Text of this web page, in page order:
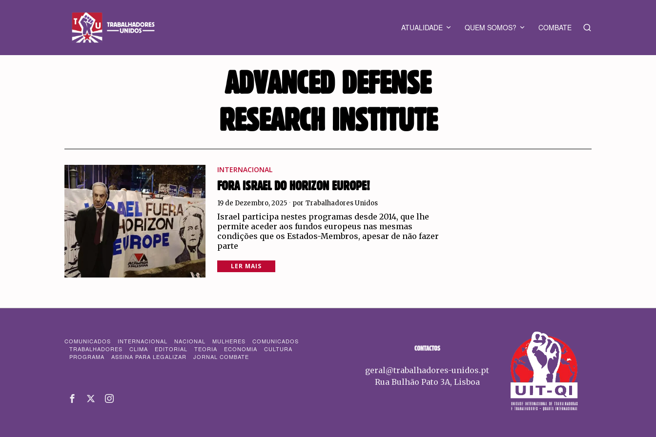
ATUALIDADE QUEM SOMOS? COMBATE
ADVANCED DEFENSE
RESEARCH INSTITUTE
INTERNACIONAL
FORA ISRAEL DO HORIZON EUROPE!
19 de Dezembro, 2025 por Trabalhadores Unidos
Israel participa nestes programas desde 2014, que lhe
permite aceder aos fundos europeus nas mesmas
condições que os Estados-Membros, apesar de não fazer
parte
LER MAIS
COMUNICADOS INTERNACIONAL NACIONAL MULHERES
COMUNICADOS
TRABALHADORES
CLIMA EDITORIAL TEORIA ECONOMIA
CULTURA
PROGRAMA
ASSINA PARA LEGALIZAR JORNAL COMBATE
CONTACTOS
geral@trabalhadores-unidos.pt
Rua Bulhão Pato 3A, Lisboa